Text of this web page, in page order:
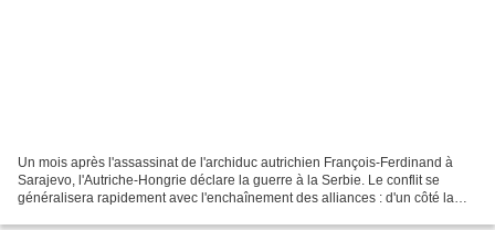
Un mois après l'assassinat de l'archiduc autrichien François-Ferdinand à
Sarajevo, l'Autriche-Hongrie déclare la guerre à la Serbie. Le conflit se
généralisera rapidement avec l'enchaînement des alliances : d'un côté la